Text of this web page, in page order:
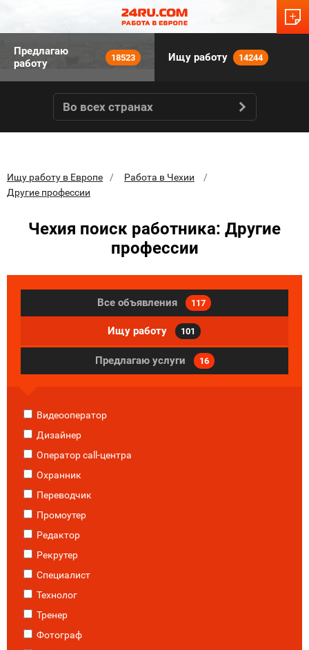
Предлагаю
работу
18523 Ищу работу 14244
Во всех странах
Ищу работу в Европе
Работа в Чехии
Другие профессии
Чехия поиск работника: Другие
профессии
Все объявления 117
Ищу работу 101
Предлагаю услуги 16
Видеооператор
Дизайнер
Оператор call-центра
Охранник
Переводчик
Промоутер
Редактор
Рекрутер
Специалист
Технолог
Тренер
Фотограф